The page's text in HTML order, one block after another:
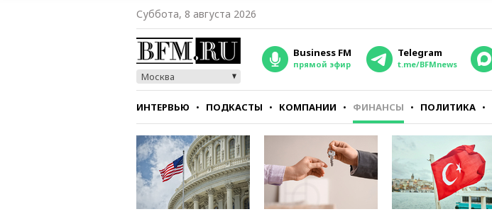
Суббота, 8 августа 2026
Москва
Business FM
прямой эфир
Telegram
t.me/BFMnews
ИНТЕРВЬЮ ПОДКАСТЫ КОМПАНИИ ФИНАНСЫ ПОЛИТИКА
СТИЛЬ ТЕСТЫ